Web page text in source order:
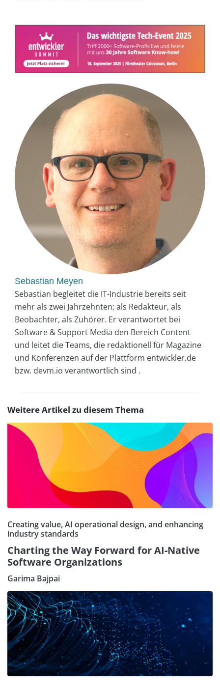
Sebastian Meyen
Sebastian begleitet die IT-Industrie bereits seit
mehr als zwei Jahrzehnten; als Redakteur, als
Beobachter, als Zuhörer. Er verantwortet bei
Software & Support Media den Bereich Content
und leitet die Teams, die redaktionell für Magazine
und Konferenzen auf der Plattform entwickler.de
bzw. devm.io verantwortlich sind .
Weitere Artikel zu diesem Thema
Creating value, AI operational design, and enhancing
industry standards
Charting the Way Forward for AI-Native
Software Organizations
Garima Bajpai